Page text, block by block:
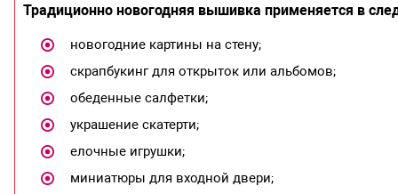
Традиционно новогодняя вышивка применяется в
новогодние картины на стену;
скрапбукинг для открыток или альбомов;
обеденные салфетки;
украшение скатерти;
елочные игрушки;
миниатюры для входной двери;